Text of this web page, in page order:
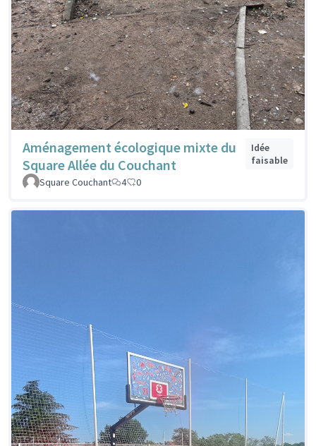
Aménagement écologique mixte du
Square Allée du Couchant
Idée
faisable
Square Couchant
4 0